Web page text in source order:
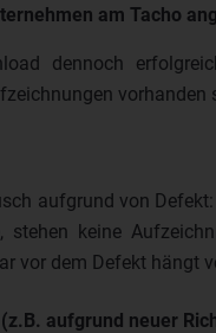
am Tacho
dennoch
vorhanden
aufgrund von
stehen keine
vor dem Defekt hängt
aufgrund neuer